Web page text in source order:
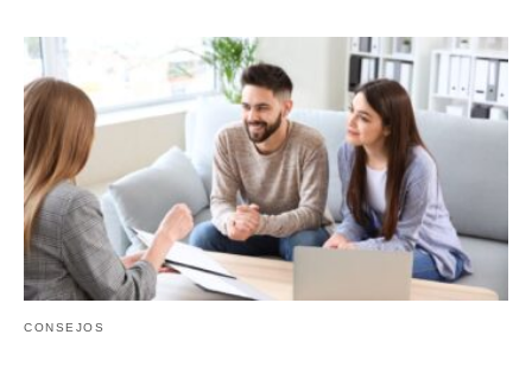
CONSEJOS